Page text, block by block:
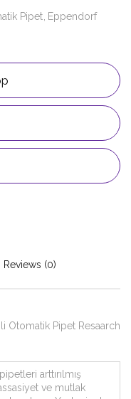
Pipet Eppendorf
Reviews (0)
Otomatik Pipet Resaarch
arttırılmış
ve mutlak